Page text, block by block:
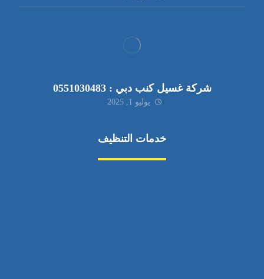
شركة غسيل كنب دبي : 0551030483
يوليو 1, 2025
خدمات التنظيف